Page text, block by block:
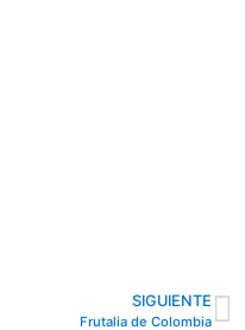
SIGUIENTE
Frutalia de Colombia